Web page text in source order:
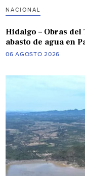
NACIONAL
Hidalgo – Obras
abasto de agua en
06 AGOSTO 2026